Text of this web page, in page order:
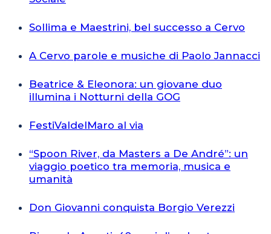
Sollima e Maestrini, bel successo a Cervo
A Cervo parole e musiche di Paolo Jannacci
Beatrice & Eleonora: un giovane duo
illumina i Notturni della GOG
FestiValdelMaro al via
“Spoon River, da Masters a De André”: un
viaggio poetico tra memoria, musica e
umanità
Don Giovanni conquista Borgio Verezzi